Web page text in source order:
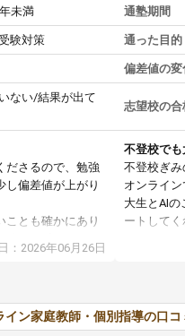
未満
験対策
ない/結果が出て
ださるので、勉強
し偏差値が上がり
ことも確かにあり
徐々に減ってき
人もやる気になっ
：2026年06月26日
通塾期間
通った目的
偏差値の変
志望校の合
不登校でも
不登校ぎみ
オンライン
大生とAIの
ートしてく
また、オ
んが毎日
れるので、
が足りな
ン家庭教師・個別指導の口コ